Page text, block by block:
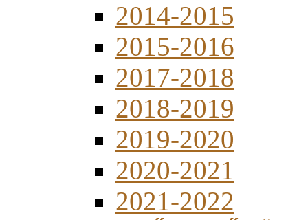
2014-2015
2015-2016
2017-2018
2018-2019
2019-2020
2020-2021
2021-2022